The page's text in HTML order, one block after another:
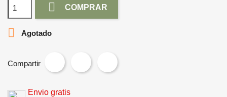
 COMPRAR
 Agotado
Compartir
Envio gratis